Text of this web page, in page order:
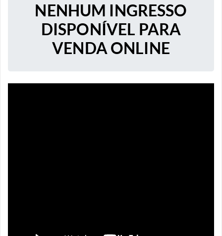
NENHUM INGRESSO
DISPONÍVEL PARA
VENDA ONLINE